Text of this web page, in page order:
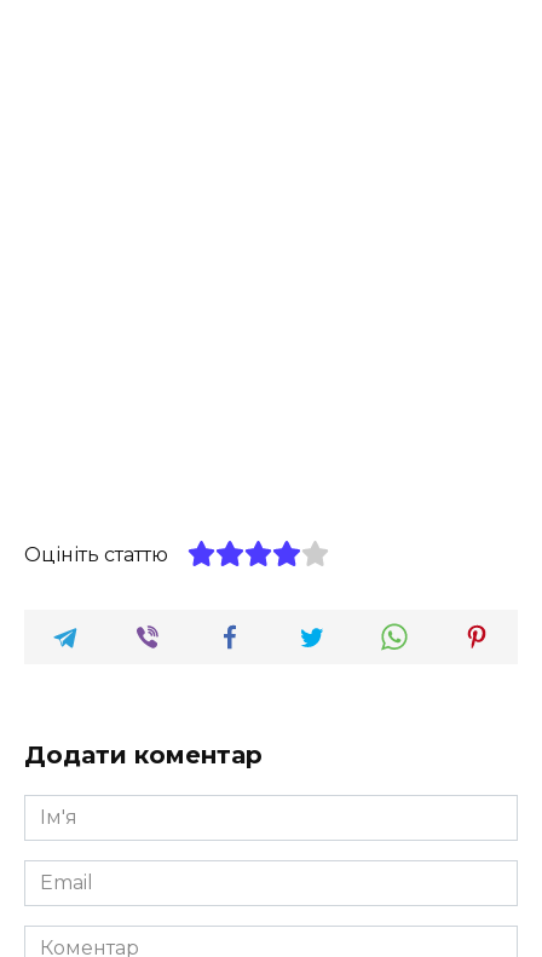
Оцініть статтю
Додати коментар
Ім'я
*
Email
*
Коментар